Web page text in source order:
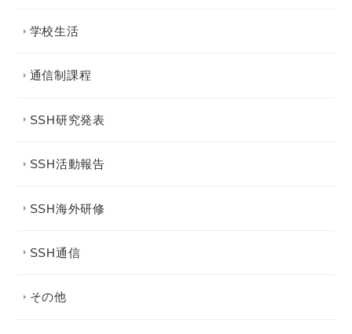
学校生活
通信制課程
SSH研究発表
SSH活動報告
SSH海外研修
SSH通信
その他